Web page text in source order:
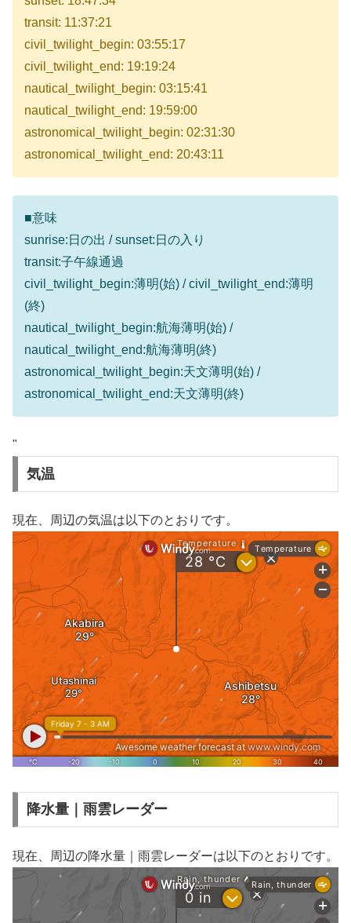
transit: 11:37:21
civil_twilight_begin: 03:55:17
civil_twilight_end: 19:19:24
nautical_twilight_begin: 03:15:41
nautical_twilight_end: 19:59:00
astronomical_twilight_begin: 02:31:30
astronomical_twilight_end: 20:43:11
■意味
sunrise:日の出 / sunset:日の入り
transit:子午線通過
civil_twilight_begin:薄明(始) / civil_twilight_end:薄明
(終)
nautical_twilight_begin:航海薄明(始) /
nautical_twilight_end:航海薄明(終)
astronomical_twilight_begin:天文薄明(始) /
astronomical_twilight_end:天文薄明(終)
"
気温
現在、周辺の気温は以下のとおりです。
降水量｜雨雲レーダー
現在、周辺の降水量｜雨雲レーダーは以下のとおりです。